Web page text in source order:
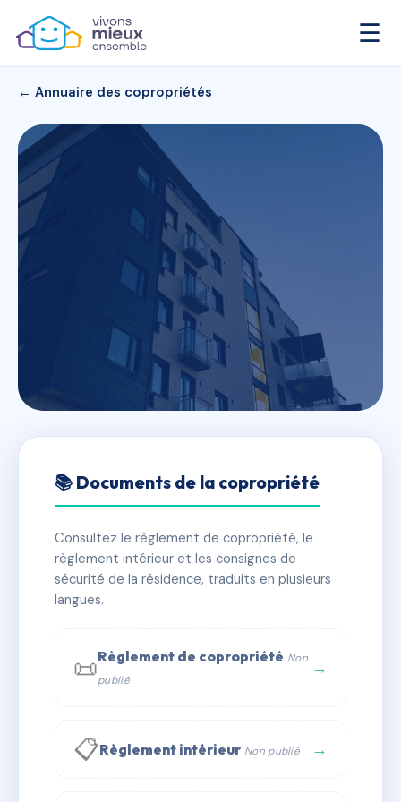
☰
← Annuaire des copropriétés
15 rue Jules Ferry
✓ Immatriculée 🏠 10 lots 🏗 1 bâtiment(s)
📞 Contacter Syndic Digital
📚 Documents de la copropriété
Consultez le règlement de copropriété, le
règlement intérieur et les consignes de
sécurité de la résidence, traduits en plusieurs
langues.
📜Règlement de copropriété Non
publié
→
📋Règlement intérieur Non publié →